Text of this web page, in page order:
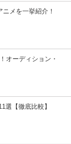
ニメを一挙紹介！
オーディション・
選【徹底比較】